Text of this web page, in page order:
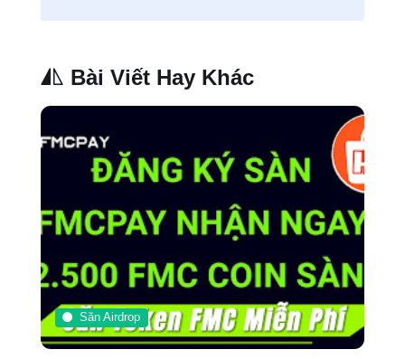
Bài Viết Hay Khác
Săn Airdrop